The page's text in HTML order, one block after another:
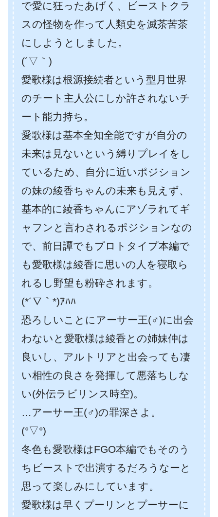
で愛に狂ったあげく、ビーストクラ
スの怪物を作って人類史を滅茶苦茶
にしようとしました。
(´▽｀)
愛歌様は根源接続者という型月世界
のチート主人公にしか許されないチ
ート能力持ち。
愛歌様は基本全知全能ですが自分の
未来は見ないという縛りプレイをし
ているため、自分に近いポジション
の妹の綾香ちゃんの未来も見えず、
基本的に綾香ちゃんにアゾラれてギ
ャフンと言わされるポジションなの
で、前日譚でもプロトタイプ本編で
も愛歌様は綾香に思いの人を寝取ら
れるし野望も粉砕されます。
(*´∇｀*)ｱﾊﾊ
恐ろしいことにアーサー王(♂)に出会
わないと愛歌様は綾香との姉妹仲は
良いし、アルトリアと出会っても凄
い相性の良さを発揮して悪落ちしな
い(外伝ラビリンス時空)。
…アーサー王(♂)の罪深さよ。
(°▽°)
冬色も愛歌様はFGO本編でもそのう
ちビーストで出演するだろうなーと
思って楽しみにしています。
愛歌様は早くプーリンとプーサーに